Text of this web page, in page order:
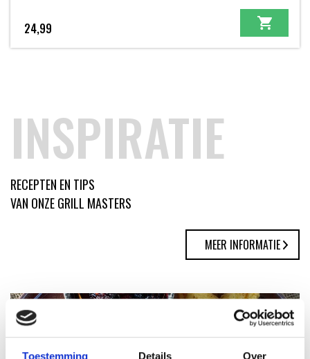
Toestemming Details Over
24,99
INSPIRATIE
RECEPTEN EN TIPS
VAN ONZE GRILL MASTERS
MEER INFORMATIE